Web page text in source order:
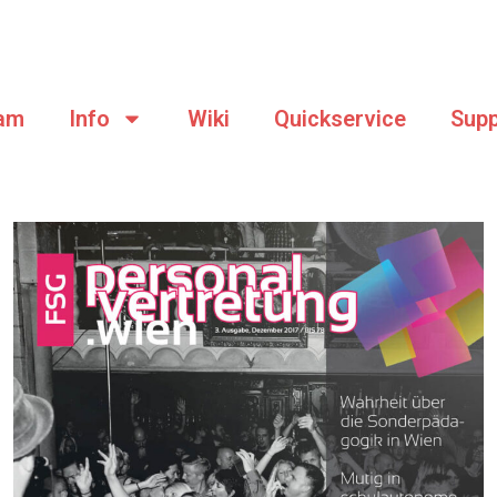
Info Wiki Quickservice